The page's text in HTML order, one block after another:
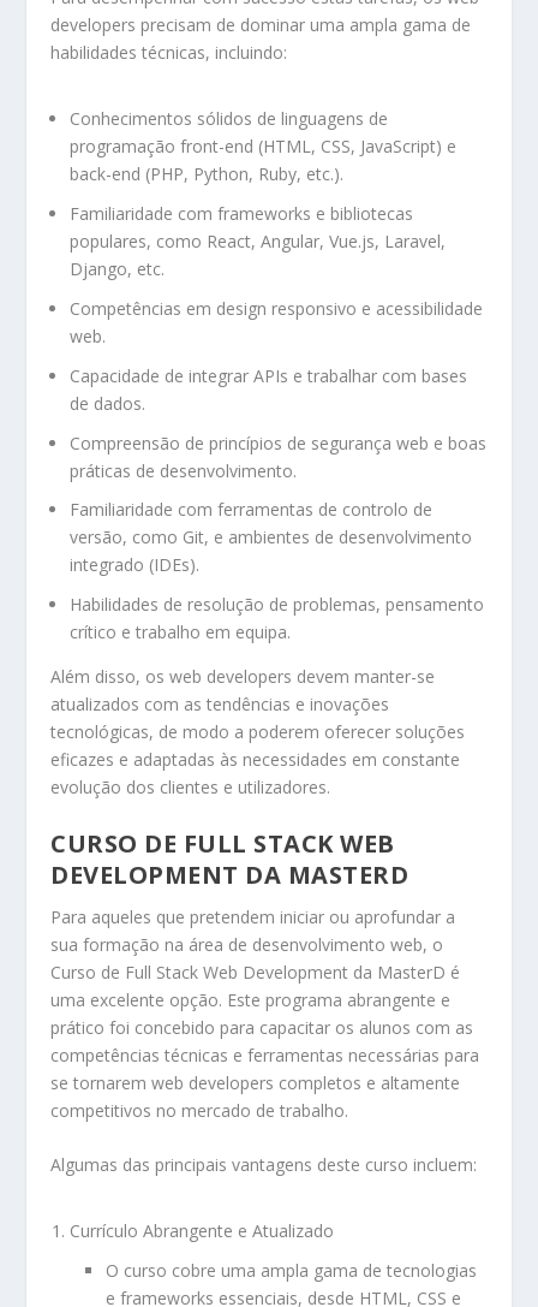
developers precisam de dominar uma ampla gama de
habilidades técnicas, incluindo:
Conhecimentos sólidos de linguagens de
programação front-end (HTML, CSS, JavaScript) e
back-end (PHP, Python, Ruby, etc.).
Familiaridade com frameworks e bibliotecas
populares, como React, Angular, Vue.js, Laravel,
Django, etc.
Competências em design responsivo e acessibilidade
web.
Capacidade de integrar APIs e trabalhar com bases
de dados.
Compreensão de princípios de segurança web e boas
práticas de desenvolvimento.
Familiaridade com ferramentas de controlo de
versão, como Git, e ambientes de desenvolvimento
integrado (IDEs).
Habilidades de resolução de problemas, pensamento
crítico e trabalho em equipa.
Além disso, os web developers devem manter-se
atualizados com as tendências e inovações
tecnológicas, de modo a poderem oferecer soluções
eficazes e adaptadas às necessidades em constante
evolução dos clientes e utilizadores.
CURSO DE FULL STACK WEB
DEVELOPMENT DA MASTERD
Para aqueles que pretendem iniciar ou aprofundar a
sua formação na área de desenvolvimento web, o
Curso de Full Stack Web Development da MasterD é
uma excelente opção. Este programa abrangente e
prático foi concebido para capacitar os alunos com as
competências técnicas e ferramentas necessárias para
se tornarem web developers completos e altamente
competitivos no mercado de trabalho.
Algumas das principais vantagens deste curso incluem:
Currículo Abrangente e Atualizado
O curso cobre uma ampla gama de tecnologias
e frameworks essenciais, desde HTML, CSS e